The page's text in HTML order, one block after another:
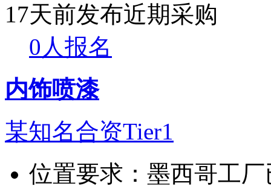
17天前发布近期采购
0人报名
内饰喷漆
某知名合资Tier1
位置要求： 墨西哥工